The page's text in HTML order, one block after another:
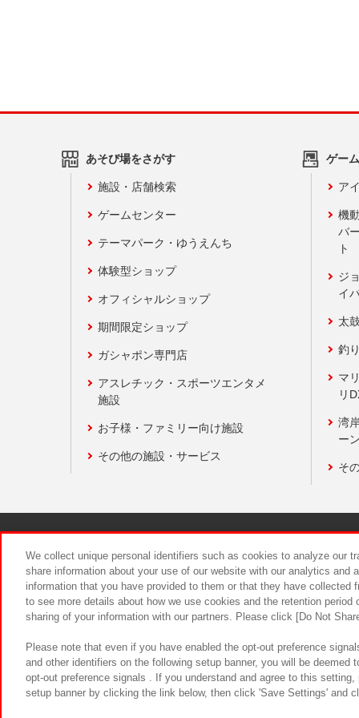
あそび場をさがす
施設・店舗検索
ゲームセンター
テーマパーク・ゆうえんち
体験型ショップ
オフィシャルショップ
期間限定ショップ
ガシャポン専門店
アスレチック・スポーツエンタメ
施設
お子様・ファミリー向け施設
その他の施設・サービス
ゲー
ア
機
バ
ト
ジ
イ
太
釣
マ
リ
湾
ー
そ
食品のご
We collect unique personal identifiers such as cookies to analyze our
share information about your use of our website with our analytics and
information that you have provided to them or that they have
to see more details about how we use cookies and the retention
sharing of your information with our partners. Please click [Do Not
Please note that even if you have enabled the opt-out preference
and other identifiers on the following setup banner, you will be
opt-out preference signals . If you understand and agree to this
setup banner by clicking the link below, then click 'Save Settings' and